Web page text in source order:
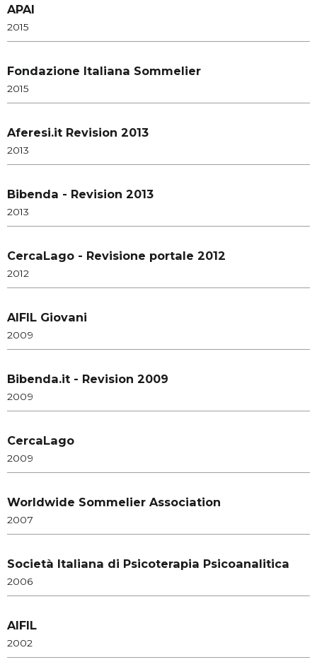
APAI
2015
Fondazione Italiana Sommelier
2015
Aferesi.it Revision 2013
2013
Bibenda - Revision 2013
2013
CercaLago - Revisione portale 2012
2012
AIFIL Giovani
2009
Bibenda.it - Revision 2009
2009
CercaLago
2009
Worldwide Sommelier Association
2007
Società Italiana di Psicoterapia Psicoanalitica
2006
AIFIL
2002